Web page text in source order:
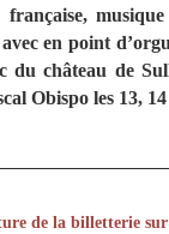
française,
en point
du château de
Obispo les 13,
de la billetterie